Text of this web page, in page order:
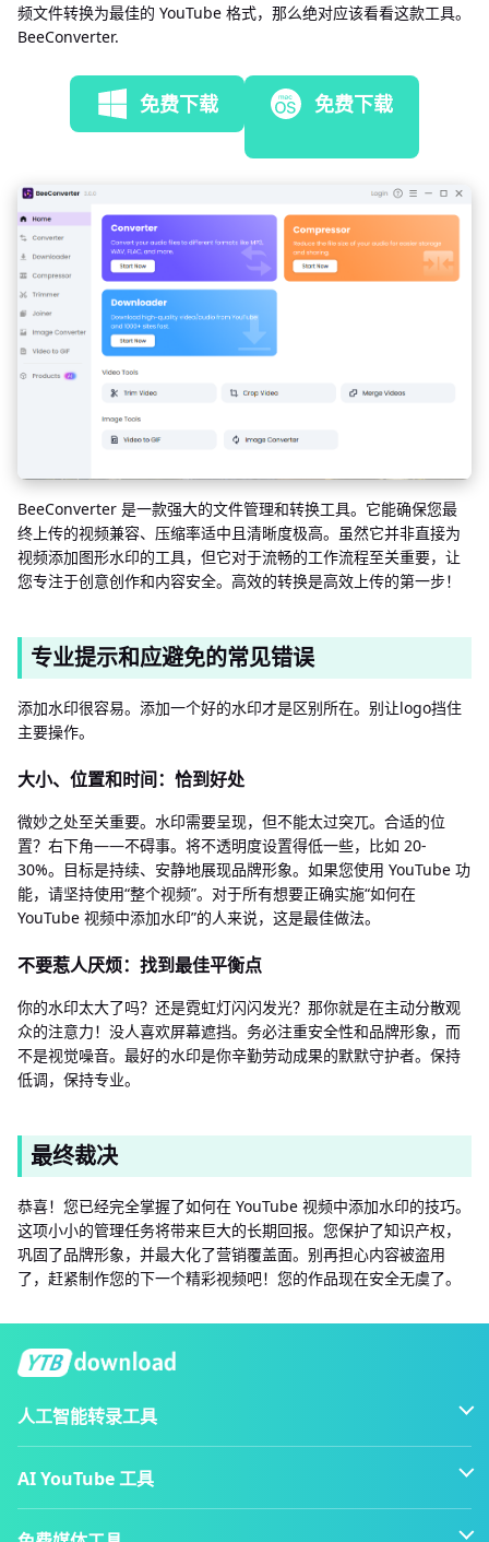
频文件转换为最佳的 YouTube 格式，那么绝对应该看看这款工具。
BeeConverter.
免费下载 免费下载
BeeConverter 是一款强大的文件管理和转换工具。它能确保您最
终上传的视频兼容、压缩率适中且清晰度极高。虽然它并非直接为
视频添加图形水印的工具，但它对于流畅的工作流程至关重要，让
您专注于创意创作和内容安全。高效的转换是高效上传的第一步！
专业提示和应避免的常见错误
添加水印很容易。添加一个好的水印才是区别所在。别让logo挡住
主要操作。
大小、位置和时间：恰到好处
微妙之处至关重要。水印需要呈现，但不能太过突兀。合适的位
置？右下角——不碍事。将不透明度设置得低一些，比如 20-
30%。目标是持续、安静地展现品牌形象。如果您使用 YouTube 功
能，请坚持使用“整个视频”。对于所有想要正确实施“如何在
YouTube 视频中添加水印”的人来说，这是最佳做法。
不要惹人厌烦：找到最佳平衡点
你的水印太大了吗？还是霓虹灯闪闪发光？那你就是在主动分散观
众的注意力！没人喜欢屏幕遮挡。务必注重安全性和品牌形象，而
不是视觉噪音。最好的水印是你辛勤劳动成果的默默守护者。保持
低调，保持专业。
最终裁决
恭喜！您已经完全掌握了如何在 YouTube 视频中添加水印的技巧。
这项小小的管理任务将带来巨大的长期回报。您保护了知识产权，
巩固了品牌形象，并最大化了营销覆盖面。别再担心内容被盗用
了，赶紧制作您的下一个精彩视频吧！您的作品现在安全无虞了。
人工智能转录工具
AI YouTube 工具